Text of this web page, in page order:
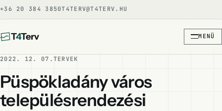
+36 20 384 3850T4TERV@T4TERV.HU
T4Terv MENÜ
2022. 12. 07.TERVEK
Püspökladány város
településrendezési